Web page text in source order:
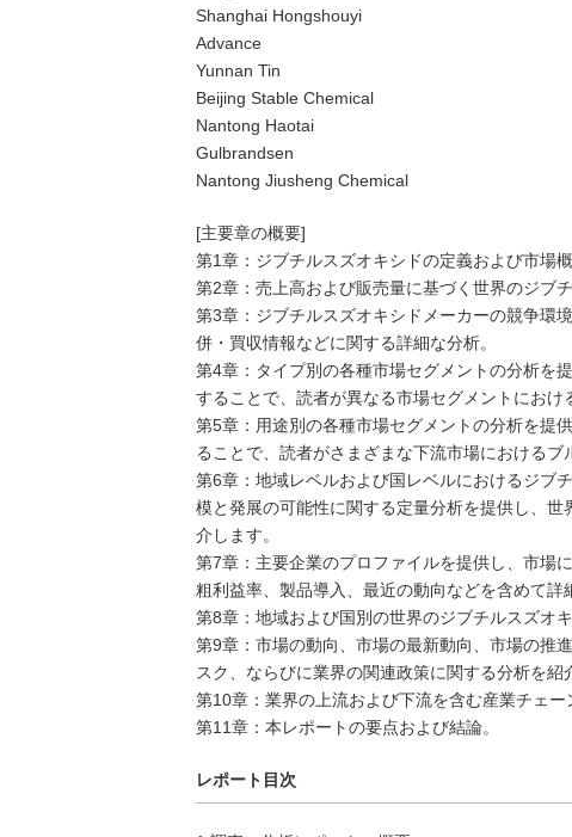
Shanghai Hongshouyi
Advance
Yunnan Tin
Beijing Stable Chemical
Nantong Haotai
Gulbrandsen
Nantong Jiusheng Chemical
[主要章の概要]
第1章：ジブチルスズオキシドの定義および市場概
第2章：売上高および販売量に基づく世界のジブ
第3章：ジブチルスズオキシドメーカーの競争環
併・買収情報などに関する詳細な分析。
第4章：タイプ別の各種市場セグメントの分析を
することで、読者が異なる市場セグメントにおけ
第5章：用途別の各種市場セグメントの分析を提
ることで、読者がさまざまな下流市場におけるブ
第6章：地域レベルおよび国レベルにおけるジブ
模と発展の可能性に関する定量分析を提供し、
介します。
第7章：主要企業のプロファイルを提供し、市場
粗利益率、製品導入、最近の動向などを含めて詳
第8章：地域および国別の世界のジブチルスズオキ
第9章：市場の動向、市場の最新動向、市場の推
スク、ならびに業界の関連政策に関する分析を紹
第10章：業界の上流および下流を含む産業チェー
第11章：本レポートの要点および結論。
レポート目次